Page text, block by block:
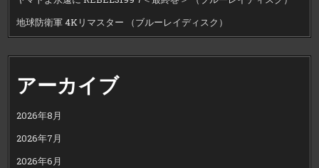
地球防衛軍 4Kリマスター （ブルーレイディスク）
アーカイブ
2026年8月
2026年7月
2026年6月